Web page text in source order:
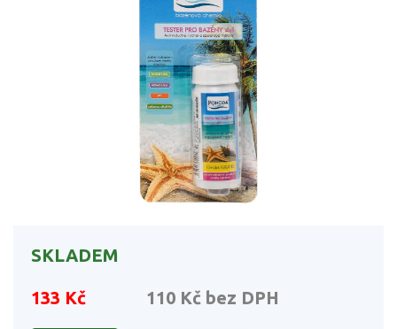
SKLADEM
133 Kč 110 Kč bez DPH